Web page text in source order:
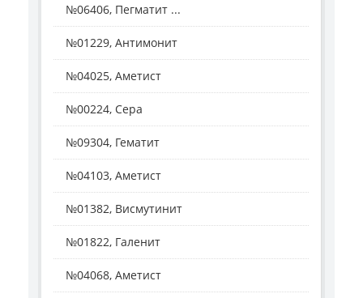
№06406, Пегматит ...
№01229, Антимонит
№04025, Аметист
№00224, Сера
№09304, Гематит
№04103, Аметист
№01382, Висмутинит
№01822, Галенит
№04068, Аметист